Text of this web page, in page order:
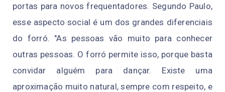
portas para novos frequentadores. Segundo Paulo,
esse aspecto social é um dos grandes diferenciais
do forró. "As pessoas vão muito para conhecer
outras pessoas. O forró permite isso, porque basta
convidar alguém para dançar. Existe uma
aproximação muito natural, sempre com respeito, e